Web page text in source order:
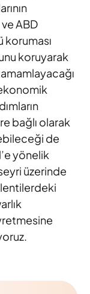
ABD
koruyarak
bağlı olarak
de
yönelik
üzerinde